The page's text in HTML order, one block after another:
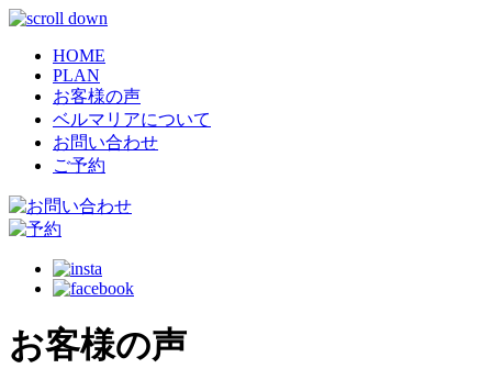
HOME
PLAN
お客様の声
ベルマリアについて
お問い合わせ
ご予約
お客様の声